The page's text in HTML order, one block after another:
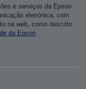
e serviços da Epson
eletrónica, com
na web, como descrito
da Epson.